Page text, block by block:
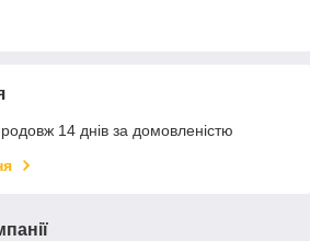
14 днів за домовленістю